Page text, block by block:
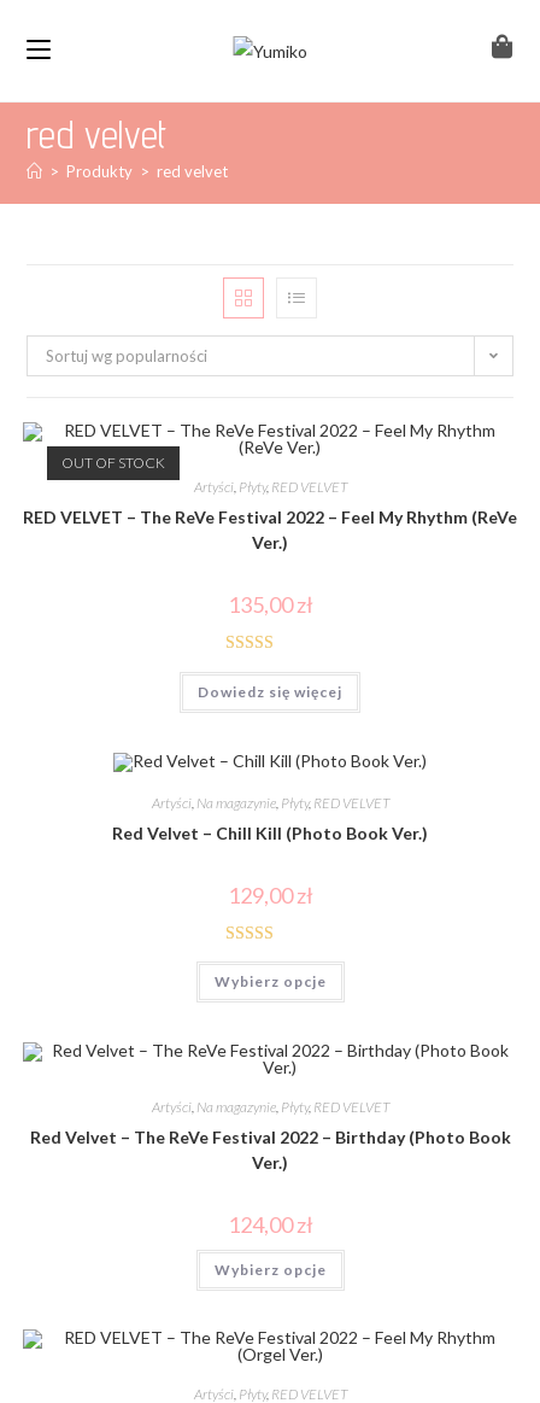
red velvet
> Produkty > red velvet
Sortuj wg popularności
OUT OF STOCK
Artyści, Płyty, RED VELVET
RED VELVET – The ReVe Festival 2022 – Feel My Rhythm (ReVe
Ver.)
135,00zł
Oceniono
5.00 na 5
Dowiedz się więcej
Artyści, Na magazynie, Płyty, RED VELVET
Red Velvet – Chill Kill (Photo Book Ver.)
129,00zł
Oceniono
5.00na 5
Wybierz opcje
Artyści, Na magazynie, Płyty, RED VELVET
Red Velvet – The ReVe Festival 2022 – Birthday (Photo Book
Ver.)
124,00zł
Wybierz opcje
Artyści, Płyty, RED VELVET